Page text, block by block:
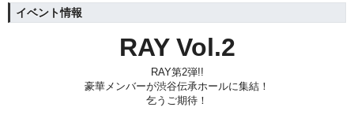
イベント情報
RAY Vol.2
RAY第2弾!!
豪華メンバーが渋谷伝承ホールに集結！
乞うご期待！